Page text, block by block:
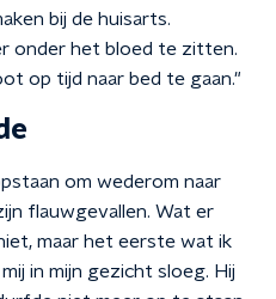
bij de huisarts.
onder het bloed te zitten.
op tijd naar bed te gaan."
om wederom naar
flauwgevallen. Wat er
maar het eerste wat ik
in mijn gezicht sloeg. Hij